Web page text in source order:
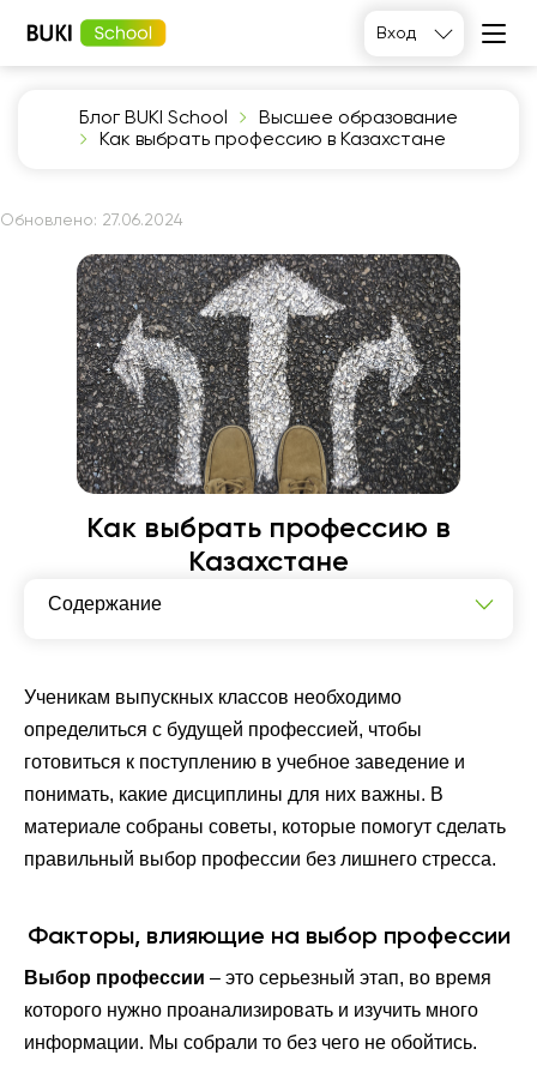
Вход
Блог BUKI School
Высшее образование
Как выбрать профессию в Казахстане
Обновлено: 27.06.2024
Как выбрать профессию в
Казахстане
Содержание
Советы по самостоятельному выбору профессии
Ученикам выпускных классов необходимо
определиться с будущей профессией, чтобы
готовиться к поступлению в учебное заведение и
понимать, какие дисциплины для них важны. В
материале собраны советы, которые помогут сделать
правильный выбор профессии без лишнего стресса.
Факторы, влияющие на выбор профессии
Выбор профессии – это серьезный этап, во время
которого нужно проанализировать и изучить много
информации. Мы собрали то без чего не обойтись.